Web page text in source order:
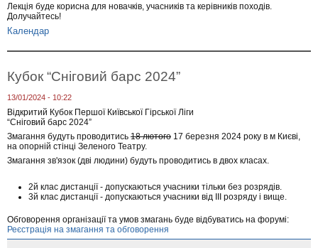
Лекція буде корисна для новачків, учасників та керівників походів.
Долучайтесь!
Календар
Кубок “Сніговий барс 2024”
13/01/2024 - 10:22
Відкритий Кубок Першої Київської Гірської Ліги
“Сніговий барс 2024”
Змагання будуть проводитись 18 лютого 17 березня 2024 року в м Києві,
на опорній стінці Зеленого Театру.
Змагання зв'язок (дві людини) будуть проводитись в двох класах.
2й клас дистанції - допускаються учасники тільки без розрядів.
3й клас дистанції - допускаються учасники від ІІІ розряду і вище.
Обговорення організації та умов змагань буде відбуватись на форумі:
Реєстрація на змагання та обговорення